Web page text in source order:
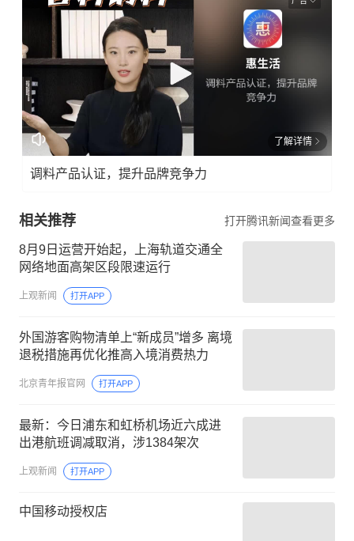
了解详情
调料产品认证，提升品牌竞争力
相关推荐 打开腾讯新闻查看更多
8月9日运营开始起，上海轨道交通全
网络地面高架区段限速运行
上观新闻 打开APP
外国游客购物清单上“新成员”增多 离境
退税措施再优化推高入境消费热力
北京青年报官网 打开APP
最新：今日浦东和虹桥机场近六成进
出港航班调减取消，涉1384架次
上观新闻 打开APP
中国移动授权店